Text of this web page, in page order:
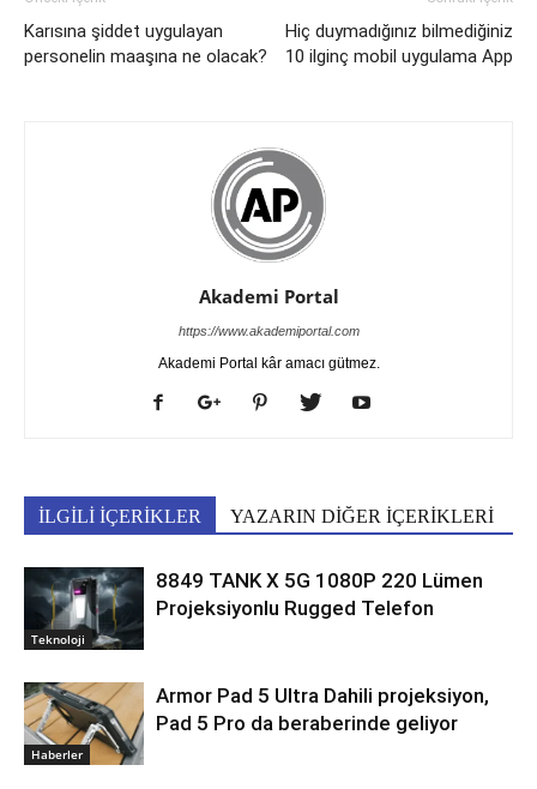
Karısına şiddet uygulayan
personelin maaşına ne olacak?
Hiç duymadığınız bilmediğiniz
10 ilginç mobil uygulama App
Akademi Portal
https://www.akademiportal.com
Akademi Portal kâr amacı gütmez.
İLGİLİ İÇERİKLER YAZARIN DİĞER İÇERİKLERİ
Teknoloji
8849 TANK X 5G 1080P 220 Lümen
Projeksiyonlu Rugged Telefon
Haberler
Armor Pad 5 Ultra Dahili projeksiyon,
Pad 5 Pro da beraberinde geliyor